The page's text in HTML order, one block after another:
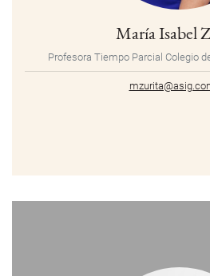
María Isabel
Profesora Tiempo Parcial Colegio